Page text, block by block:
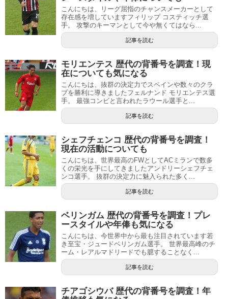
こんにちは、リーグ屈指のチャンスメーカーとして
存在感を増していますフィリップ コスティッチ選
手。 攻撃のキーマンとして今や無くてはなら...
記事を読む
モリエンテス 歴代の背番号を調査！現
在についても気になる
こんにちは、抜群の決定力でスペインや数々のクラ
ブを勝利に導きましたフェルナンド モリエンテス選
手。 最強コンビと言われたラウール選手と...
記事を読む
シェフチェンコ 歴代の背番号を調査！
現在の活動についても
こんにちは、世界最高のFWとしてACミランで数多
くの栄光を手にしてきましたアンドリーシェフチェ
ンコ選手。 抜群の決定力に魅入られた多く...
記事を読む
ベリンガム 歴代の背番号を調査！プレ
ースタイルや年俸も気になる
こんにちは、今世界中から最も注目されています若
き至宝・ジュードベリンガム選手。 世界最高峰のチ
ーム・レアルマドリードでも臆することなく...
記事を読む
チアゴシウバ 歴代の背番号を調査！年